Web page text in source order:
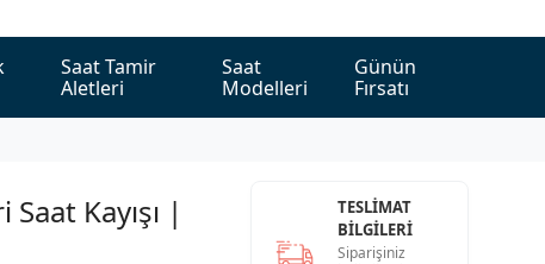
Saat Tamir
Aletleri
Saat
Modelleri
Günün
Fırsatı
Kayışı |
TESLİMAT
BİLGİLERİ
Siparişiniz